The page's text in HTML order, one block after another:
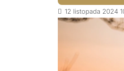
12 listopada 2024